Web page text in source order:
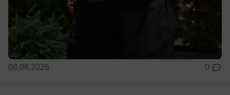
08.08.2026 0